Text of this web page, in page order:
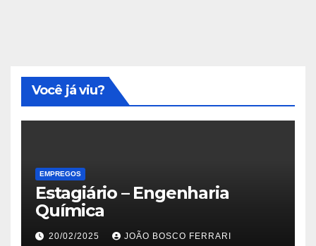
Você já viu?
EMPREGOS
Estagiário – Engenharia
Química
20/02/2025 JOÃO BOSCO FERRARI